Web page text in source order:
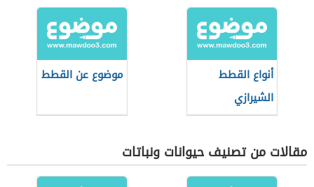
أنواع القطط
الشيرازي
موضوع عن القطط
مقالات من تصنيف حيوانات ونباتات